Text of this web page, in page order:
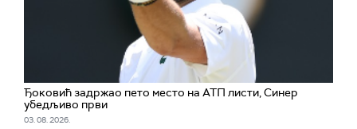
Ђоковић задржао пето место на АТП листи, Синер
убедљиво први
03. 08. 2026.